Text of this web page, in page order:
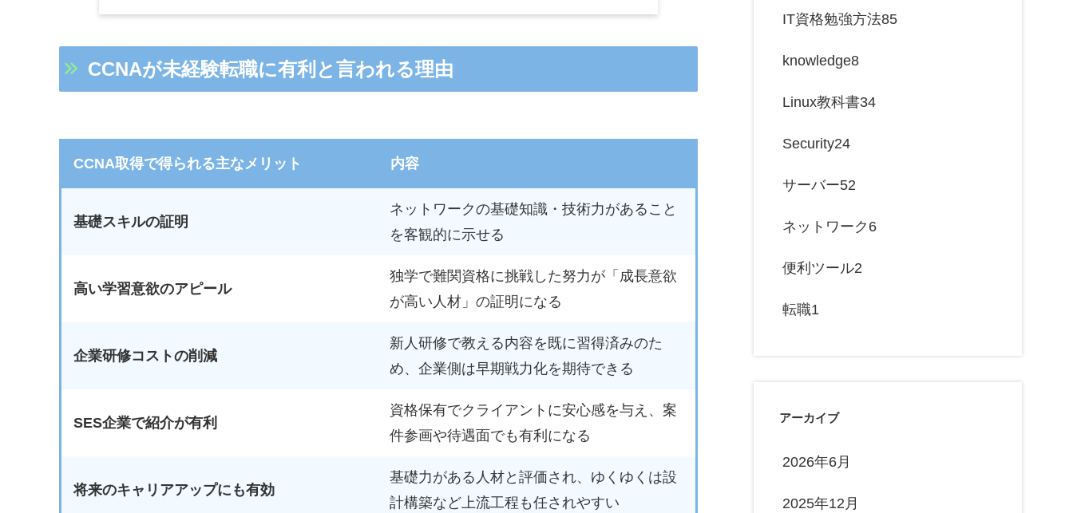
CCNAが未経験転職に有利と言われる理由
CCNA取得で得られる主なメリット 内容
基礎スキルの証明
ネットワークの基礎知識・技術力があること
を客観的に示せる
高い学習意欲のアピール
独学で難関資格に挑戦した努力が「成長意欲
が高い人材」の証明になる
企業研修コストの削減
新人研修で教える内容を既に習得済みのた
め、企業側は早期戦力化を期待できる
SES企業で紹介が有利
資格保有でクライアントに安心感を与え、案
件参画や待遇面でも有利になる
将来のキャリアアップにも有効
基礎力がある人材と評価され、ゆくゆくは設
計構築など上流工程も任されやすい
IT資格勉強方法85
knowledge8
Linux教科書34
Security24
サーバー52
ネットワーク 6
便利ツール2
転職1
アーカイブ
2026年6月
2025年12月